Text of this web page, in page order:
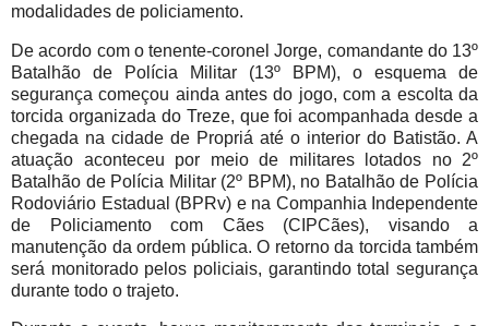
modalidades de policiamento.
De acordo com o tenente-coronel Jorge, comandante do 13º
Batalhão de Polícia Militar (13º BPM), o esquema de
segurança começou ainda antes do jogo, com a escolta da
torcida organizada do Treze, que foi acompanhada desde a
chegada na cidade de Propriá até o interior do Batistão. A
atuação aconteceu por meio de militares lotados no 2º
Batalhão de Polícia Militar (2º BPM), no Batalhão de Polícia
Rodoviário Estadual (BPRv) e na Companhia Independente
de Policiamento com Cães (CIPCães), visando a
manutenção da ordem pública. O retorno da torcida também
será monitorado pelos policiais, garantindo total segurança
durante todo o trajeto.